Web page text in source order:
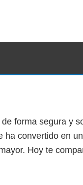
forma segura y
ha convertido en
Hoy te